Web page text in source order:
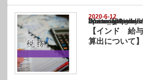
2020-6-12
Warning
: Undefined array key
/home/netst/kuno-cpa.co.jp/
on line183
【インド 給
算出について】